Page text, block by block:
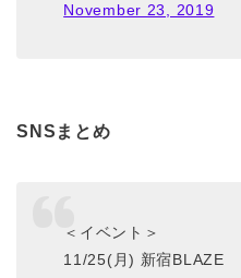
November 23, 2019
SNSまとめ
＜イベント＞
11/25(月) 新宿BLAZE